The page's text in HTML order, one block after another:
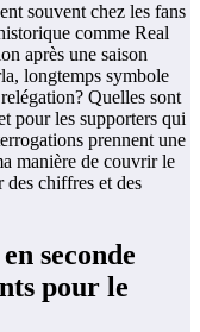
souvent chez les fans
comme Real
après une saison
longtemps symbole
Quelles sont
pour les supporters qui
prennent une
manière de couvrir le
chiffres et des
seconde
pour le